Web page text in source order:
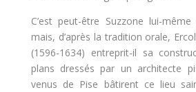
C’est peut-être Suzzone lui-
mais, d’après la tradition orale,
(1596-1634) entreprit-il sa
plans dressés par un architecte
venus de Pise bâtirent ce lieu